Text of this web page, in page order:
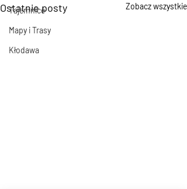
Tajemnice
Mapy i Trasy
Kłodawa
Ostatnie posty Zobacz wszystkie